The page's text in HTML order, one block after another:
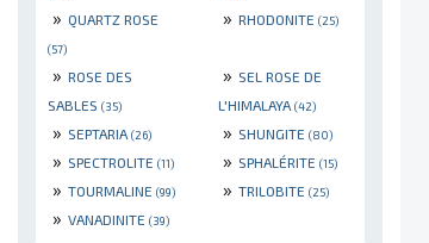
» QUARTZ ROSE
(57)
» RHODONITE (25)
» ROSE DES
SABLES (35)
» SEL ROSE DE
L'HIMALAYA (42)
» SEPTARIA (26) » SHUNGITE (80)
» SPECTROLITE (11) » SPHALÉRITE (15)
» TOURMALINE (99) » TRILOBITE (25)
» VANADINITE (39)